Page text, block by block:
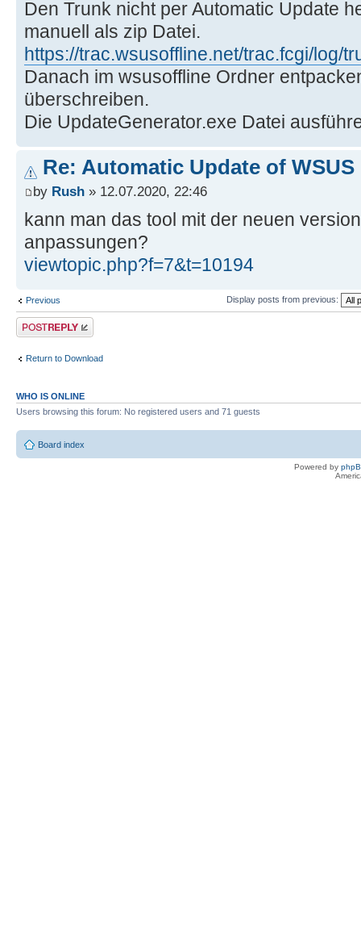
Den Trunk nicht per Automatic Update
manuell als zip Datei.
https://trac.wsusoffline.net/trac.fcgi/log/
Danach im wsusoffline Ordner
überschreiben.
Die UpdateGenerator.exe Datei
Re: Automatic Update of WSUS
by Rush » 12.07.2020, 22:46
kann man das tool mit der neuen
anpassungen?
viewtopic.php?f=7&t=10194
Previous Display posts from previous:
Post a reply
Return to Download
WHO IS ONLINE
Users browsing this forum: No registered users and 71 guests
Board index
Powered by